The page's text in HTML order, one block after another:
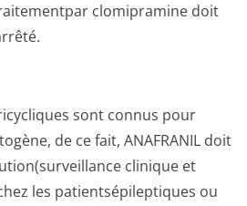
clomipramine doit
sont connus pour
de ce fait, ANAFRANIL doit
clinique et
les patientsépilep­tiques ou